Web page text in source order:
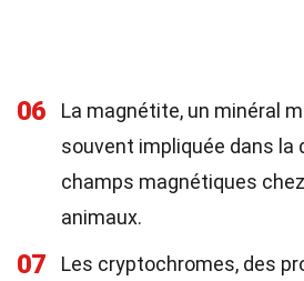
06
La magnétite, un minéral
souvent impliquée dans la
champs magnétiques
animaux.
07
Les cryptochromes, des